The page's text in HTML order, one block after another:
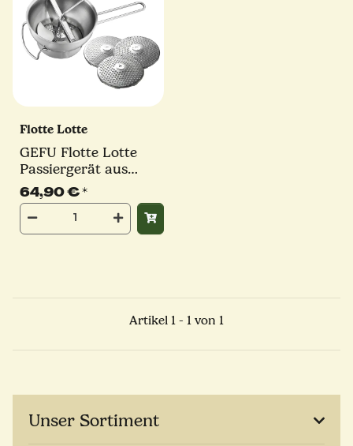
Flotte Lotte
GEFU Flotte Lotte
Passiergerät aus
Edelstahl
64,90 €*
Artikel 1 - 1 von 1
Unser Sortiment